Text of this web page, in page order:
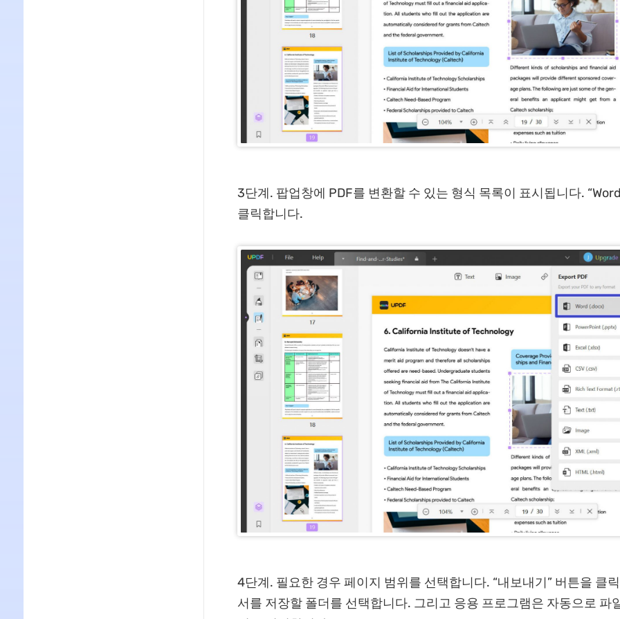
3단계. 팝업창에 PDF를 변환할 수 있는 형식 목록이 표시됩니다.
클릭합니다.
4단계. 필요한 경우 페이지 범위를 선택합니다. “내보내기” 버튼을 클
서를 저장할 폴더를 선택합니다. 그리고 응용 프로그램은 자동으로 파